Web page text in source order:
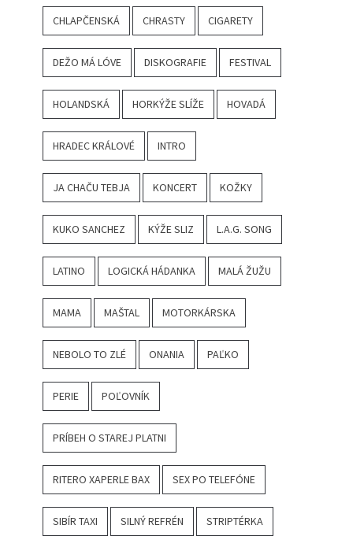
CHLAPČENSKÁ CHRASTY CIGARETY
DEŽO MÁ LÓVE DISKOGRAFIE FESTIVAL
HOLANDSKÁ HORKÝŽE SLÍŽE HOVADÁ
HRADEC KRÁLOVÉ INTRO
JA CHAČU TEBJA KONCERT KOŽKY
KUKO SANCHEZ KÝŽE SLIZ L.A.G. SONG
LATINO LOGICKÁ HÁDANKA MALÁ ŽUŽU
MAMA MAŠTAL MOTORKÁRSKA
NEBOLO TO ZLÉ ONANIA PAĽKO
PERIE POĽOVNÍK
PRÍBEH O STAREJ PLATNI
RITERO XAPERLE BAX SEX PO TELEFÓNE
SIBÍR TAXI SILNÝ REFRÉN STRIPTÉRKA